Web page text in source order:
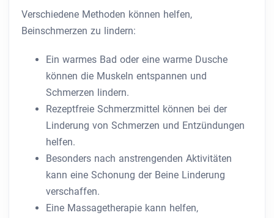
Verschiedene Methoden können helfen,
Beinschmerzen zu lindern:
Ein warmes Bad oder eine warme Dusche
können die Muskeln entspannen und
Schmerzen lindern.
Rezeptfreie Schmerzmittel können bei der
Linderung von Schmerzen und Entzündungen
helfen.
Besonders nach anstrengenden Aktivitäten
kann eine Schonung der Beine Linderung
verschaffen.
Eine Massagetherapie kann helfen,